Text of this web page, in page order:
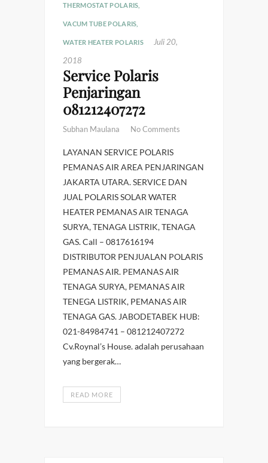
THERMOSTAT POLARIS
VACUM TUBE POLARIS
WATER HEATER POLARIS
Juli 20,
2018
Service Polaris
Penjaringan
081212407272
Subhan Maulana No Comments
LAYANAN SERVICE POLARIS
PEMANAS AIR AREA PENJARINGAN
JAKARTA UTARA. SERVICE DAN
JUAL POLARIS SOLAR WATER
HEATER PEMANAS AIR TENAGA
SURYA, TENAGA LISTRIK, TENAGA
GAS. Call – 0817616194
DISTRIBUTOR PENJUALAN POLARIS
PEMANAS AIR. PEMANAS AIR
TENAGA SURYA, PEMANAS AIR
TENEGA LISTRIK, PEMANAS AIR
TENAGA GAS. JABODETABEK HUB:
021-84984741 – 081212407272
Cv.Roynal’s House. adalah perusahaan
yang bergerak…
READ MORE